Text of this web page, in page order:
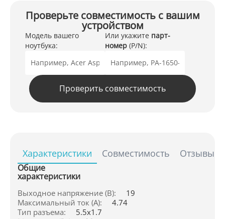
Проверьте совместимость с вашим
устройством
Модель вашего
ноутбука:
Или укажите парт-
номер (P/N):
Проверить совместимость
Характеристики Совместимость Отзывы
Общие
характеристики
Выходное напряжение (В):
19
Максимальный ток (А):
4.74
Тип разъема:
5.5x1.7